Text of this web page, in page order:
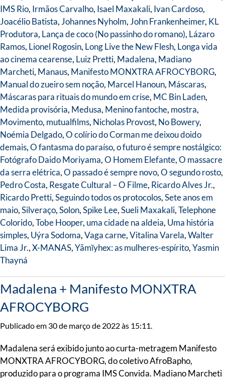
IMS Rio, Irmãos Carvalho, Isael Maxakali, Ivan Cardoso,
Joacélio Batista, Johannes Nyholm, John Frankenheimer, KL
Produtora, Lança de coco (No passinho do romano), Lázaro
Ramos, Lionel Rogosin, Long Live the New Flesh, Longa vida
ao cinema cearense, Luiz Pretti, Madalena, Madiano
Marcheti, Manaus, Manifesto MONXTRA AFROCYBORG,
Manual do zueiro sem noção, Marcel Hanoun, Máscaras,
Máscaras para rituais do mundo em crise, MC Bin Laden,
Medida provisória, Medusa, Menino fantoche, mostra,
Movimento, mutualfilms, Nicholas Provost, No Bowery,
Noémia Delgado,O colírio do Corman me deixou doido
demais,O fantasma do paraíso,o futuro é sempre nostálgico:
Fotógrafo Daido Moriyama,O Homem Elefante,O massacre
da serra elétrica,O passado é sempre novo,O segundo rosto,
Pedro Costa, Resgate Cultural – O Filme, Ricardo Alves Jr.,
Ricardo Pretti,Seguindo todos os protocolos,Sete anos em
maio,Silveraço,Solon,Spike Lee,Sueli Maxakali,Telephone
Colorido,Tobe Hooper, uma cidade na aldeia, Uma história
simples, Uýra Sodoma,Vaga carne,Vitalina Varela,Walter
Lima Jr.,X-MANAS,Yãmĩyhex: as mulheres-espírito,Yasmin
Thayná
Madalena + Manifesto MONXTRA
AFROCYBORG
Publicado em 30 de março de 2022 às 15:11.
Madalena será exibido junto ao curta-metragem Manifesto
MONXTRA AFROCYBORG, do coletivo AfroBapho,
produzido para o programa IMS Convida. Madiano Marcheti